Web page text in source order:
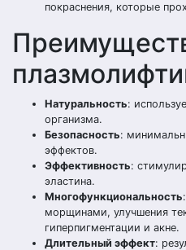
покраснения, которые
Натуральность:
организма.
Безопасность:
эффектов.
Эффективность:
эластина.
Многофункциональность
морщинами, улучшения
гиперпигментации и акне.
Длительный эффект: